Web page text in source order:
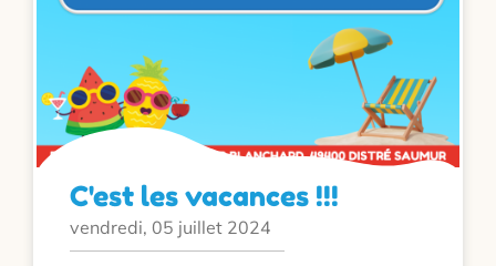
C'est les vacances !!!
vendredi, 05 juillet 2024